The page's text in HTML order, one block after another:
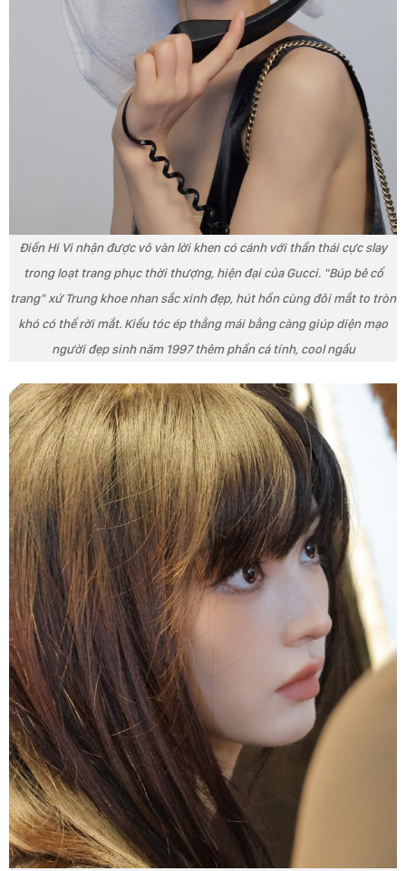
Điền Hi Vi nhận được vô vàn lời khen có cánh với thần thái cực slay
trong loạt trang phục thời thượng, hiện đại của Gucci. "Búp bê cổ
trang" xứ Trung khoe nhan sắc xinh đẹp, hút hồn cùng đôi mắt to tròn
khó có thể rời mắt. Kiểu tóc ép thẳng mái bằng càng giúp diện mạo
người đẹp sinh năm 1997 thêm phần cá tính, cool ngầu